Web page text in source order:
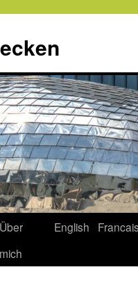
Über
mich
English